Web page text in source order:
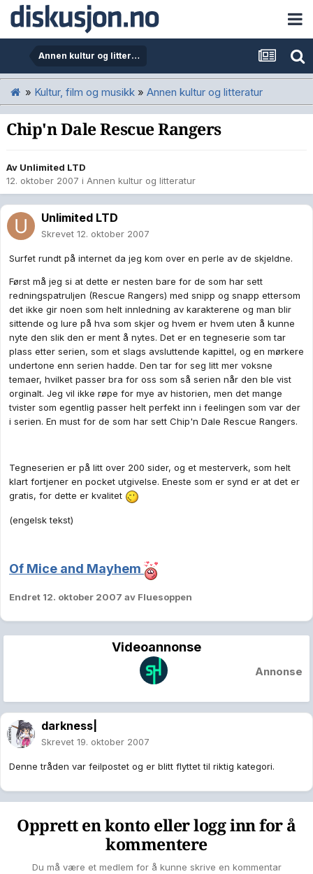
Annen kultur og litteratur
» Kultur, film og musikk » Annen kultur og litteratur
Chip'n Dale Rescue Rangers
Av Unlimited LTD
12. oktober 2007 i Annen kultur og litteratur
Unlimited LTD
Skrevet 12. oktober 2007
Surfet rundt på internet da jeg kom over en perle av de skjeldne.
Først må jeg si at dette er nesten bare for de som har sett
redningspatruljen (Rescue Rangers) med snipp og snapp ettersom
det ikke gir noen som helt innledning av karakterene og man blir
sittende og lure på hva som skjer og hvem er hvem uten å kunne
nyte den slik den er ment å nytes. Det er en tegneserie som tar
plass etter serien, som et slags avsluttende kapittel, og en mørkere
undertone enn serien hadde. Den tar for seg litt mer voksne
temaer, hvilket passer bra for oss som så serien når den ble vist
orginalt. Jeg vil ikke røpe for mye av historien, men det mange
tvister som egentlig passer helt perfekt inn i feelingen som var der
i serien. En must for de som har sett Chip'n Dale Rescue Rangers.
Tegneserien er på litt over 200 sider, og et mesterverk, som helt
klart fortjener en pocket utgivelse. Eneste som er synd er at det er
gratis, for dette er kvalitet
(engelsk tekst)
Of Mice and Mayhem
Endret 12. oktober 2007 av Fluesoppen
Videoannonse
Annonse
darkness|
Skrevet 19. oktober 2007
Denne tråden var feilpostet og er blitt flyttet til riktig kategori.
Opprett en konto eller logg inn for å
kommentere
Du må være et medlem for å kunne skrive en kommentar